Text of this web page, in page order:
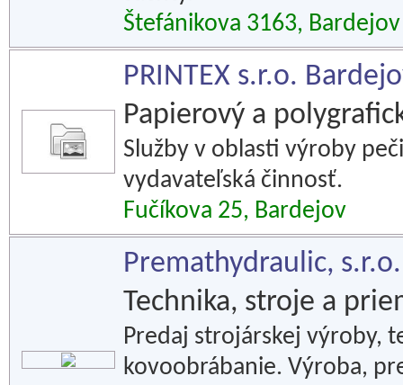
Štefánikova 3163, Bardejov
PRINTEX s.r.o.
Papierový a
Služby v oblasti výroby
vydavateľská činnosť.
Fučíkova 25, Bardejov
Premathydraulic, s.r.o.
Technika, stroje a
Predaj strojárskej výroby,
kovoobrábanie. Výroba,